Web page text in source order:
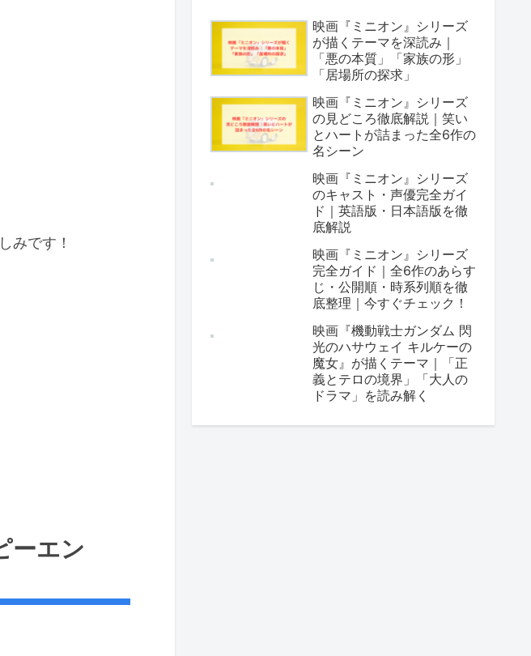
みです！
ーエン
映画『ミニオン』シリーズ
が描くテーマを深読み｜
「悪の本質」「家族の形」
「居場所の探求」
映画『ミニオン』シリーズ
の見どころ徹底解説｜笑い
とハートが詰まった全6作の
名シーン
映画『ミニオン』シリーズ
のキャスト・声優完全ガイ
ド｜英語版・日本語版を徹
底解説
映画『ミニオン』シリーズ
完全ガイド｜全6作のあらす
じ・公開順・時系列順を徹
底整理｜今すぐチェック！
映画『機動戦士ガンダム 閃
光のハサウェイ キルケーの
魔女』が描くテーマ｜「正
義とテロの境界」「大人の
ドラマ」を読み解く